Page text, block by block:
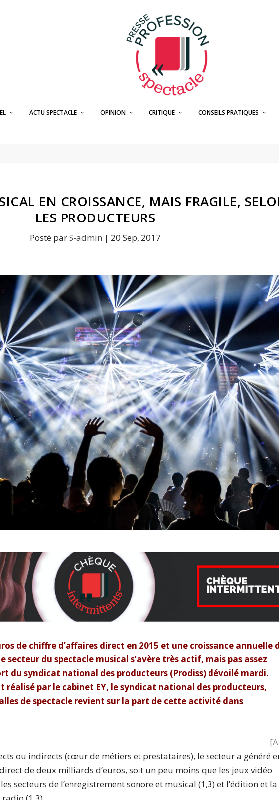
ACTU SPECTACLE OPINION CRITIQUE CONSEILS PRATIQUES
EN CROISSANCE, MAIS FRAGILE,
LES PRODUCTEURS
Posté parS-admin | 20 Sep, 2017
de chiffre d’affaires direct en 2015 et une croissance annuelle
secteur du spectacle musical s’avère très actif, mais pas assez
du syndicat national des producteurs (Prodiss) dévoilé mardi.
réalisé par le cabinet EY, le syndicat national des producteurs,
de spectacle revient sur la part de cette activité dans
[
ou indirects (cœur de métiers et prestataires), le secteur a généré
de deux milliards d’euros, soit un peu moins que les jeux vidéo
secteurs de l’enregistrement sonore et musical (1,3) et l’édition et la
(1,3).